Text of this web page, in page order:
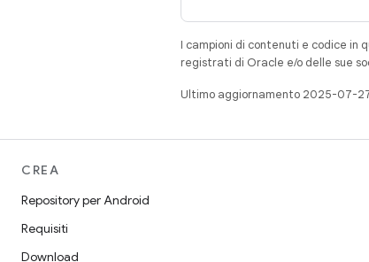
I campioni di contenuti e codice in
registrati di Oracle e/o delle sue
Ultimo aggiornamento 2025-07-
CREA
Repository per Android
Requisiti
Download